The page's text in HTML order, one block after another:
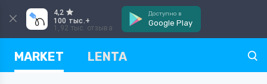
4,2
100 тыс.+
1,92 тыс. отзыва
Доступно в
Google Play
MARKET LENTA